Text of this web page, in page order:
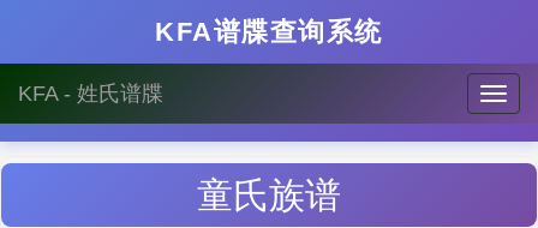
KFA谱牒查询系统
KFA - 姓氏谱牒
童氏族谱